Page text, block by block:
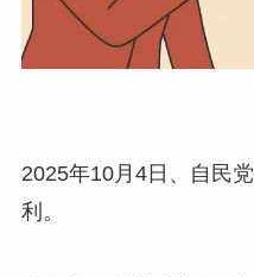
2025年10月4日、自民
利。